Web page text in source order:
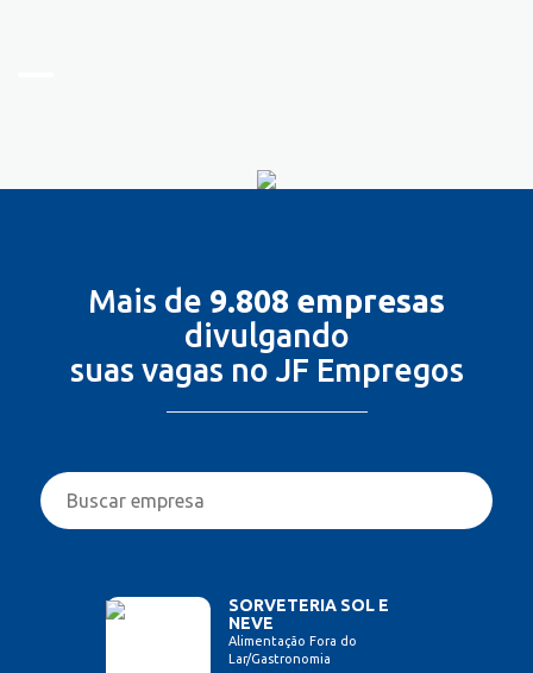
Mais de 9.808 empresas
divulgando
suas vagas no JF Empregos
SORVETERIA SOL E
NEVE
Alimentação Fora do
Lar/Gastronomia